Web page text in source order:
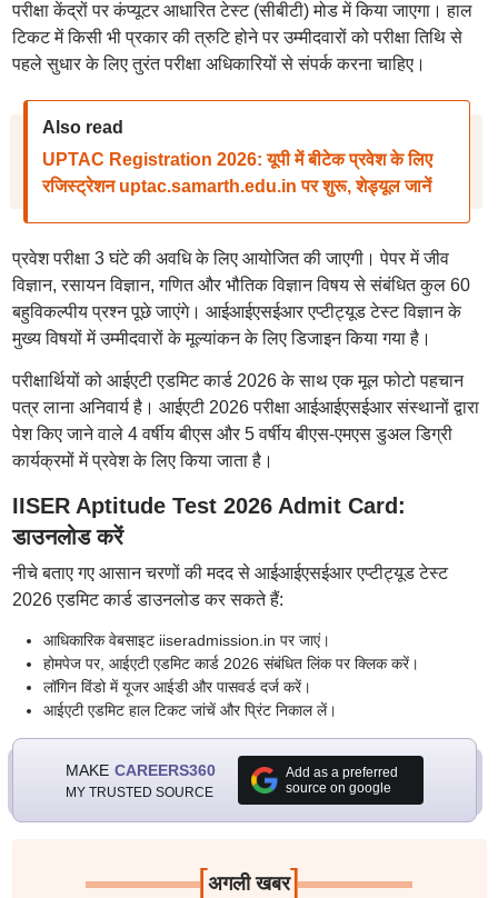
परीक्षा केंद्रों पर कंप्यूटर आधारित टेस्ट (सीबीटी) मोड में किया जाएगा। हाल
टिकट में किसी भी प्रकार की त्रुटि होने पर उम्मीदवारों को परीक्षा तिथि से
पहले सुधार के लिए तुरंत परीक्षा अधिकारियों से संपर्क करना चाहिए।
Also read
UPTAC Registration 2026: यूपी में बीटेक प्रवेश के लिए
रजिस्ट्रेशन uptac.samarth.edu.in पर शुरू, शेड्यूल जानें
प्रवेश परीक्षा 3 घंटे की अवधि के लिए आयोजित की जाएगी। पेपर में जीव
विज्ञान, रसायन विज्ञान, गणित और भौतिक विज्ञान विषय से संबंधित कुल 60
बहुविकल्पीय प्रश्न पूछे जाएंगे। आईआईएसईआर एप्टीट्यूड टेस्ट विज्ञान के
मुख्य विषयों में उम्मीदवारों के मूल्यांकन के लिए डिजाइन किया गया है।
परीक्षार्थियों को आईएटी एडमिट कार्ड 2026 के साथ एक मूल फोटो पहचान
पत्र लाना अनिवार्य है। आईएटी 2026 परीक्षा आईआईएसईआर संस्थानों द्वारा
पेश किए जाने वाले 4 वर्षीय बीएस और 5 वर्षीय बीएस-एमएस डुअल डिग्री
कार्यक्रमों में प्रवेश के लिए किया जाता है।
IISER Aptitude Test 2026 Admit Card:
डाउनलोड करें
नीचे बताए गए आसान चरणों की मदद से आईआईएसईआर एप्टीट्यूड टेस्ट
2026 एडमिट कार्ड डाउनलोड कर सकते हैं:
आधिकारिक वेबसाइट iiseradmission.in पर जाएं।
होमपेज पर, आईएटी एडमिट कार्ड 2026 संबंधित लिंक पर क्लिक करें।
लॉगिन विंडो में यूजर आईडी और पासवर्ड दर्ज करें।
आईएटी एडमिट हाल टिकट जांचें और प्रिंट निकाल लें।
MAKE CAREERS360
MY TRUSTED SOURCE
Add as a preferred
source on google
[अगली खबर]